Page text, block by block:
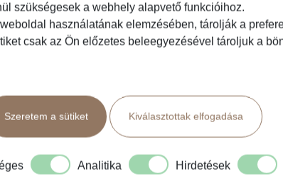
& Drive
Programtípus
1 napos utak
Egzotikus út
Fesztiválok
Golfút
Gyalogtúra
Hajóút
szükségesek a webhely alapvető funkcióihoz.
használatának elemzésében, tárolják a
csak az Ön előzetes beleegyezésével tároljuk a
Szeretem a sütiket Kiválasztottak elfogadása
Analitika Hirdetések